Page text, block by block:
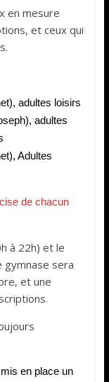
en mesure
et ceux qui
adultes loisirs
adultes
Adultes
de chacun
à 22h) et le
gymnase sera
et une
en place un